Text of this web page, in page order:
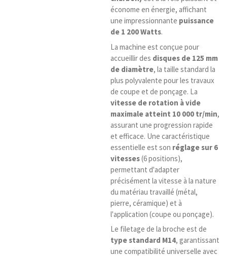
économe en énergie, affichant
une impressionnante puissance
de 1 200 Watts.
La machine est conçue pour
accueillir des disques de 125 mm
de diamètre, la taille standard la
plus polyvalente pour les travaux
de coupe et de ponçage. La
vitesse de rotation à vide
maximale atteint 10 000 tr/min,
assurant une progression rapide
et efficace. Une caractéristique
essentielle est son réglage sur 6
vitesses(6 positions),
permettant d'adapter
précisément la vitesse à la nature
du matériau travaillé (métal,
pierre, céramique) et à
l'application (coupe ou ponçage).
Le filetage de la broche est de
type standard M14, garantissant
une compatibilité universelle avec